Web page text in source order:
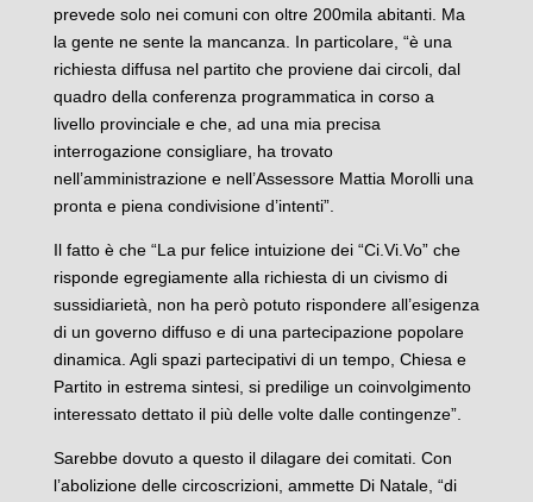
prevede solo nei comuni con oltre 200mila abitanti. Ma
la gente ne sente la mancanza. In particolare, “è una
richiesta diffusa nel partito che proviene dai circoli, dal
quadro della conferenza programmatica in corso a
livello provinciale e che, ad una mia precisa
interrogazione consigliare, ha trovato
nell’amministrazione e nell’Assessore Mattia Morolli una
pronta e piena condivisione d’intenti”.
Il fatto è che “La pur felice intuizione dei “Ci.Vi.Vo” che
risponde egregiamente alla richiesta di un civismo di
sussidiarietà, non ha però potuto rispondere all’esigenza
di un governo diffuso e di una partecipazione popolare
dinamica. Agli spazi partecipativi di un tempo, Chiesa e
Partito in estrema sintesi, si predilige un coinvolgimento
interessato dettato il più delle volte dalle contingenze”.
Sarebbe dovuto a questo il dilagare dei comitati. Con
l’abolizione delle circoscrizioni, ammette Di Natale, “di